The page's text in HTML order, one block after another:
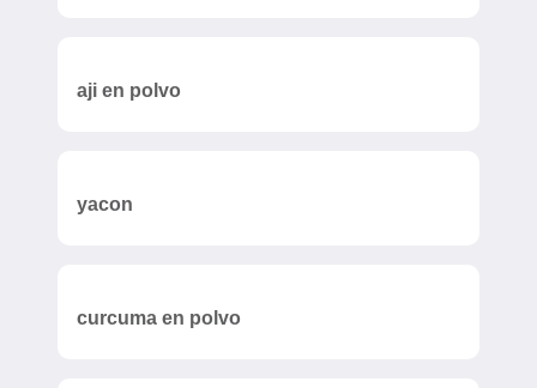
aji en polvo
yacon
curcuma en polvo